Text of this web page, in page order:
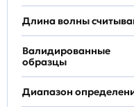
Длина волны
Валидированные
образцы
Диапазон